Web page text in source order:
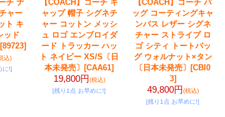
チ ナ
ャー
ト キ
ッド
[89723]
込)
に!]
【COACH】コーチ キ
ャップ 帽子 シグネチ
ャー コットン メッシ
ュ ロゴ エンブロイダ
ード トラッカー ハッ
ト ネイビー XS/S〔日
本未発売〕 [CAA61]
19,800円(税込)
[残り1点 お早めに!]
【COACH】コーチ バ
ッグ コーティングキャ
ンバス レザー シグネ
チャー ストライプ ロ
ゴ シティ トートバッ
グ ウォルナット×タン
〔日本未発売〕 [CBI0
3]
49,800円(税込)
[残り1点 お早めに!]